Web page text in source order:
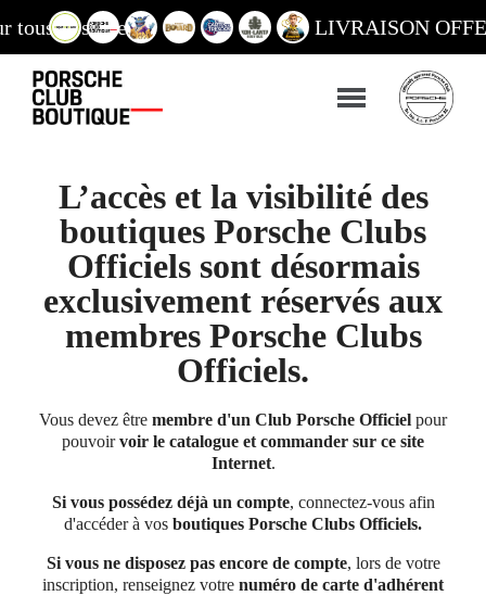
nos sites LIVRAISON OFFERTE
L’accès et la visibilité des
boutiques Porsche Clubs
Officiels sont désormais
exclusivement réservés aux
membres Porsche Clubs
Officiels.
Vous devez être membre d'un Club Porsche Officiel pour
pouvoirvoir le catalogue et commander sur ce site
Internet.
Si vous possédez déjà un compte, connectez-vous afin
d'accéder à vos boutiques Porsche Clubs Officiels.
Si vous ne disposez pas encore de compte, lors de votre
inscription, renseignez votre numéro de carte d'adhérent